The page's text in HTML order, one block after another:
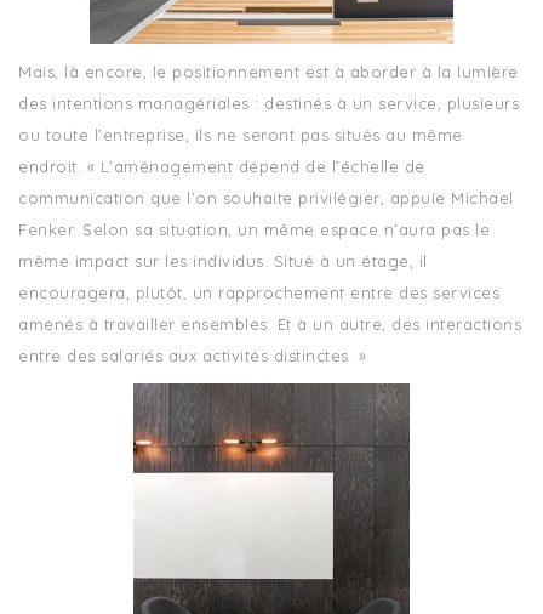
Mais, là encore, le positionnement est à aborder à la lumière
des intentions managériales : destinés à un service, plusieurs
ou toute l’entreprise, ils ne seront pas situés au même
endroit. « L’aménagement dépend de l’échelle de
communication que l’on souhaite privilégier, appuie Michael
Fenker. Selon sa situation, un même espace n’aura pas le
même impact sur les individus. Situé à un étage, il
encouragera, plutôt, un rapprochement entre des services
amenés à travailler ensembles. Et à un autre, des interactions
entre des salariés aux activités distinctes. »